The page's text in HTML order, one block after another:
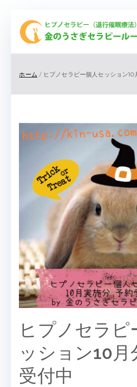
ホーム ヒプノセラピー個人セッション10
ヒプノセラピ
ッション10月
受付中